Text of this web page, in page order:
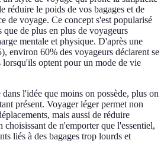
réduire le poids de vos bagages et de
de voyage. Ce concept s'est popularisé
que de plus en plus de voyageurs
mentale et physique. D'après une
environ 60% des voyageurs déclarent se
lorsqu'ils optent pour un mode de vie
l'idée que moins on possède, plus on
présent. Voyager léger permet non
mais aussi de réduire
de n'emporter que l'essentiel,
liés à des bagages trop lourds et